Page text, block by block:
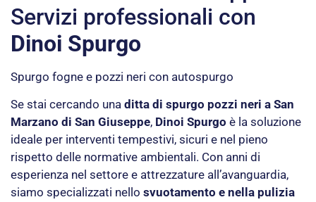
Servizi professionali con
Dinoi Spurgo
Spurgo fogne e pozzi neri con autospurgo
Se stai cercando una ditta di spurgo pozzi neri a San
Marzano di San Giuseppe, Dinoi Spurgo è la soluzione
ideale per interventi tempestivi, sicuri e nel pieno
rispetto delle normative ambientali. Con anni di
esperienza nel settore e attrezzature all’avanguardia,
siamo specializzati nello svuotamento e nella pulizia